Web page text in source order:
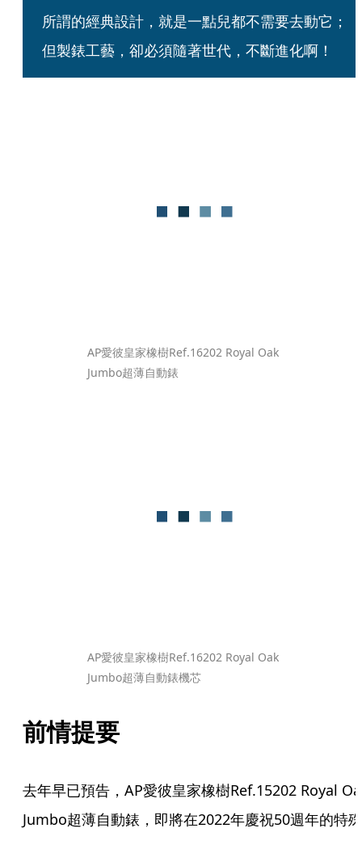
所謂的經典設計，就是一點兒都不需要去動它；
但製錶工藝，卻必須隨著世代，不斷進化啊！
AP愛彼皇家橡樹Ref.16202 Royal Oak
Jumbo超薄自動錶
AP愛彼皇家橡樹Ref.16202 Royal Oak
Jumbo超薄自動錶機芯
前情提要
去年早已預告，AP愛彼皇家橡樹Ref.15202 Royal
Jumbo超薄自動錶，即將在2022年慶祝50週年的特殊